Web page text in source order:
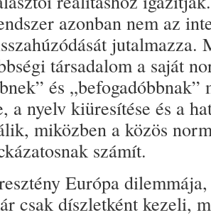
azonban nem az
társadalom a saját
és
a nyelv kiüresítése és a
miközben a közös
számít.
Európa
csak díszletként kezeli,